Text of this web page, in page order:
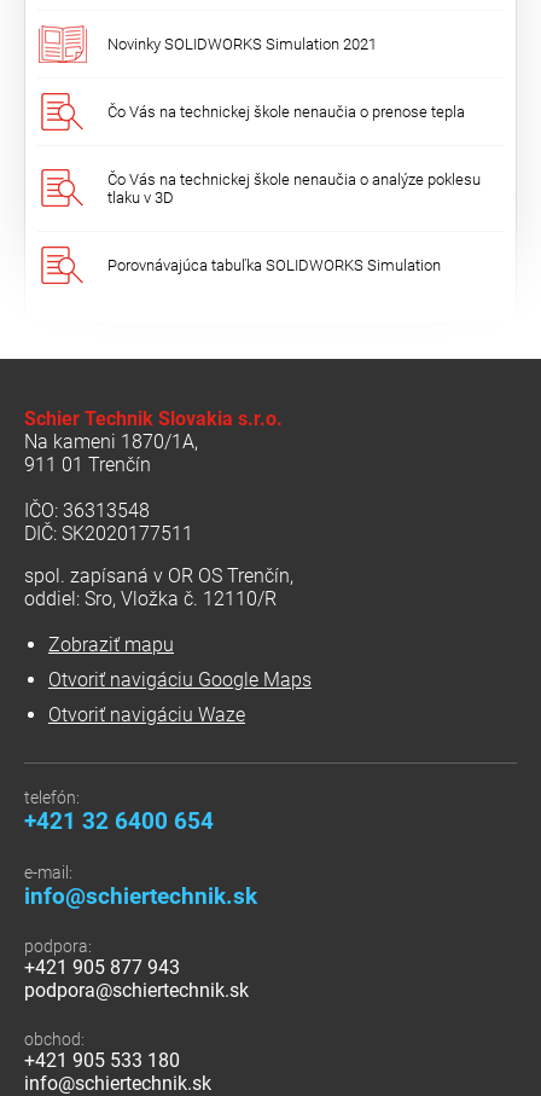
Novinky SOLIDWORKS Simulation 2021
Čo Vás na technickej škole nenaučia o prenose tepla
Čo Vás na technickej škole nenaučia o analýze poklesu
tlaku v 3D
Porovnávajúca tabuľka SOLIDWORKS Simulation
Schier Technik Slovakia s.r.o.
Na kameni 1870/1A,
911 01 Trenčín
IČO: 36313548
DIČ: SK2020177511
spol. zapísaná v OR OS Trenčín,
oddiel: Sro, Vložka č. 12110/R
Zobraziť mapu
Otvoriť navigáciu Google Maps
Otvoriť navigáciu Waze
telefón:
+421 32 6400 654
e-mail:
info@schiertechnik.sk
podpora:
+421 905 877 943
podpora@schiertechnik.sk
obchod:
+421 905 533 180
info@schiertechnik.sk